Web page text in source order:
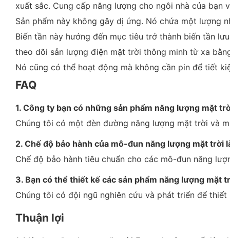
xuất sắc. Cung cấp năng lượng cho ngôi nhà của bạn
Sản phẩm này không gây dị ứng. Nó chứa một lượng
Biến tần này hướng đến mục tiêu trở thành biến tần
theo dõi sản lượng điện mặt trời thông minh từ xa
Nó cũng có thể hoạt động mà không cần pin để tiết
FAQ
1. Công ty bạn có những sản phẩm năng lượng mặt
Chúng tôi có một đèn đường năng lượng mặt trời và
2. Chế độ bảo hành của mô-đun năng lượng mặt trời
Chế độ bảo hành tiêu chuẩn cho các mô-đun năng
3. Bạn có thể thiết kế các sản phẩm năng lượng mặt
Chúng tôi có đội ngũ nghiên cứu và phát triển để
Thuận lợi